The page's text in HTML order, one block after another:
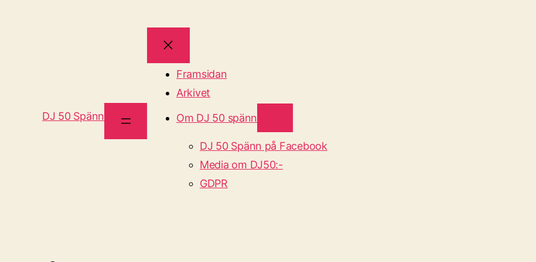
DJ 50 Spänn
Framsidan
Arkivet
Om DJ 50 spänn
DJ 50 Spänn på Facebook
Media om DJ50:-
GDPR